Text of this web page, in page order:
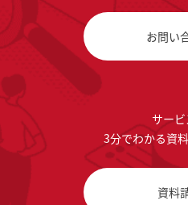
お問い
サー
3分でわかる資
資料